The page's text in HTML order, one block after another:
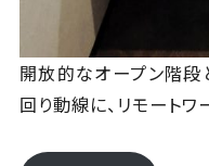
開放的なオープン階段
回り動線に、リモートワ